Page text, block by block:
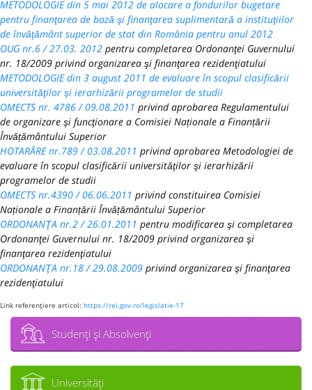
METODOLOGIE din 5 mai 2012 de alocare a fondurilor bugetare
pentru finanţarea de bază şi finanţarea suplimentară a instituţiilor
de învăţământ superior de stat din România pentru anul 2012
OUG nr.6 / 27.03. 2012 pentru completarea Ordonanţei Guvernului
nr. 18/2009 privind organizarea şi finanţarea rezidenţiatului
METODOLOGIE din 3 august 2011 de evaluare în scopul clasificării
universităţilor şi ierarhizării programelor de studii
OMECTS nr. 4786 / 09.08.2011 privind aprobarea Regulamentului
de organizare şi funcţionare a Comisiei Naționale a Finanțării
Învățământului Superior
HOTARÂRE nr.789 / 03.08.2011 privind aprobarea Metodologiei de
evaluare în scopul clasificării universităţilor şi ierarhizării
programelor de studii
OMECTS nr.4390 / 06.06.2011 privind constituirea Comisiei
Naționale a Finanțării Învățământului Superior
ORDONANŢA nr.2 / 26.01.2011 pentru modificarea şi completarea
Ordonanţei Guvernului nr. 18/2009 privind organizarea şi
finanţarea rezidenţiatului
ORDONANŢA nr.18 / 29.08.2009 privind organizarea şi finanţarea
rezidenţiatului
Link referenţiere articol: https://rei.gov.ro/legislatie-17
Studenţi şi Absolvenţi
Universităţi